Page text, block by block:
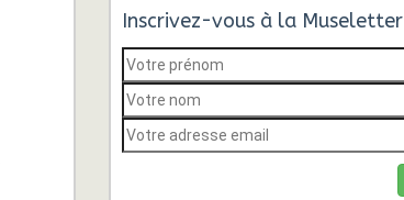
Inscrivez-vous à la Museletter